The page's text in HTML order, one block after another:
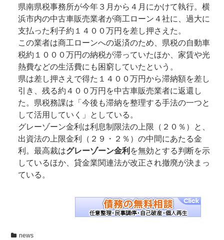
県南県税事務所が今年３月から４月にかけて執行。横
浜市内の中古車販売業者が商工ローン４社に、過大に
支払った利子約１４００万円を差し押さえた。
この業者は商工ローンへの返済のため、県税の自動車
税約１０００万円の納税が滞っていたほか、家賃や光
熱費などの生活費にも困窮していたという。
県は差し押さえで得た１４００万円から滞納額を差し
引き、残る約４００万円を中古車販売業者に返還し
た。県税務課は「今後も滞納を整理する手法の一つと
して活用していく」としている。
グレーゾーン金利は利息制限法の上限（２０％）と、
出資法の上限金利（２９・２％）の中間にあたる金
利。最高裁はグレーゾーン金利 を無効とする判断を示
しているほか、貸金業関連法が改正され撤廃が決まっ
ている。
news